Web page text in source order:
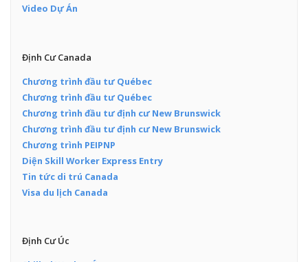
Video Dự Án
Định Cư Canada
Chương trình đầu tư Québec
Chương trình đầu tư Québec
Chương trình đầu tư định cư New Brunswick
Chương trình đầu tư định cư New Brunswick
Chương trình PEIPNP
Diện Skill Worker Express Entry
Tin tức di trú Canada
Visa du lịch Canada
Định Cư Úc